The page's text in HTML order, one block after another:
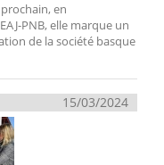
en
PNB, elle marque un
de la société basque
15/03/2024